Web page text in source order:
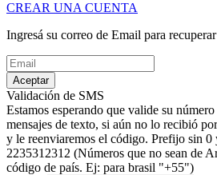
CREAR UNA CUENTA
Ingresá su correo de Email para
Aceptar
Validación de SMS
Estamos esperando que valide su
mensajes de texto, si aún no lo recibió
y le reenviaremos el código. Prefijo sin 0
2235312312 (Números que no sean de
código de país. Ej: para brasil "+55")